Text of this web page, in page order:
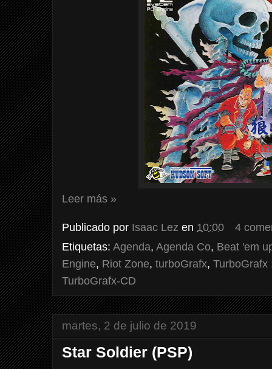
Leer más »
Publicado por Isaac Lez en 10:00
4
Etiquetas: Agenda, Agenda Co, Beat 'em
Engine, Riot Zone, turboGrafx, TurboGrafx
TurboGrafx-CD
martes, 2 de julio de 2019
Star Soldier (PSP)